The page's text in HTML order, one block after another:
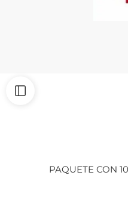
PAQUETE CON